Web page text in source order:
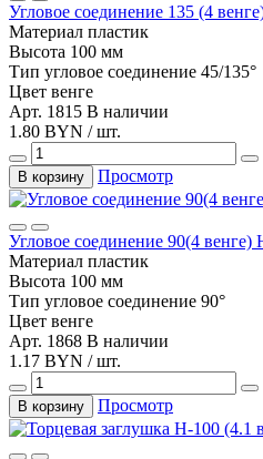
Угловое соединение 135 (4
Материал пластик
Высота 100 мм
Тип угловое соединение 45/135°
Цвет венге
Арт. 1815 В наличии
1.80 BYN / шт.
В корзину Просмотр
Угловое соединение 90(4
Материал пластик
Высота 100 мм
Тип угловое соединение 90°
Цвет венге
Арт. 1868 В наличии
1.17 BYN / шт.
В корзину Просмотр